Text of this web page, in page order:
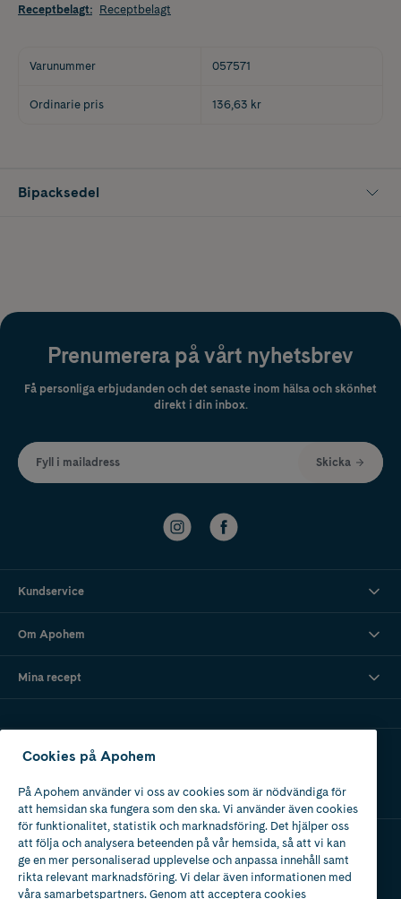
Receptbelagt: Receptbelagt
Varunummer 057571
Ordinarie pris 136,63 kr
Bipacksedel
Prenumerera på vårt nyhetsbrev
Få personliga erbjudanden och det senaste inom hälsa och skönhet
direkt i din inbox.
Fyll i mailadress Skicka
Kundservice
Om Apohem
Mina recept
Ladda ner vår app
Apotek med tillstånd
av Läkemedelsverket
Cookies på Apohem
På Apohem använder vi oss av cookies som är nödvändiga för
att hemsidan ska fungera som den ska. Vi använder även cookies
för funktionalitet, statistik och marknadsföring. Det hjälper oss
att följa och analysera beteenden på vår hemsida, så att vi kan
ge en mer personaliserad upplevelse och anpassa innehåll samt
rikta relevant marknadsföring. Vi delar även informationen med
våra samarbetspartners. Genom att acceptera cookies